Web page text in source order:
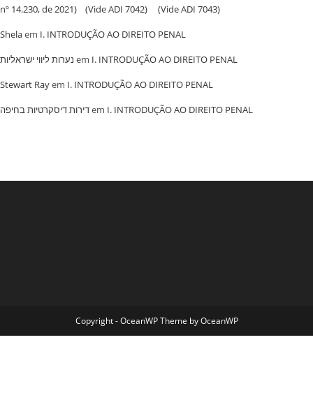
nº 14.230, de 2021) (Vide ADI 7042) (Vide ADI 7043)
Shelaem I. INTRODUÇÃO AO DIREITO PENAL
נערות ליווי ישראליות em I. INTRODUÇÃO AO DIREITO PENAL
Stewart Rayem I. INTRODUÇÃO AO DIREITO PENAL
‏דירות דיסקרטיות בחיפהem I. INTRODUÇÃO AO DIREITO PENAL
Copyright - OceanWP Theme by OceanWP